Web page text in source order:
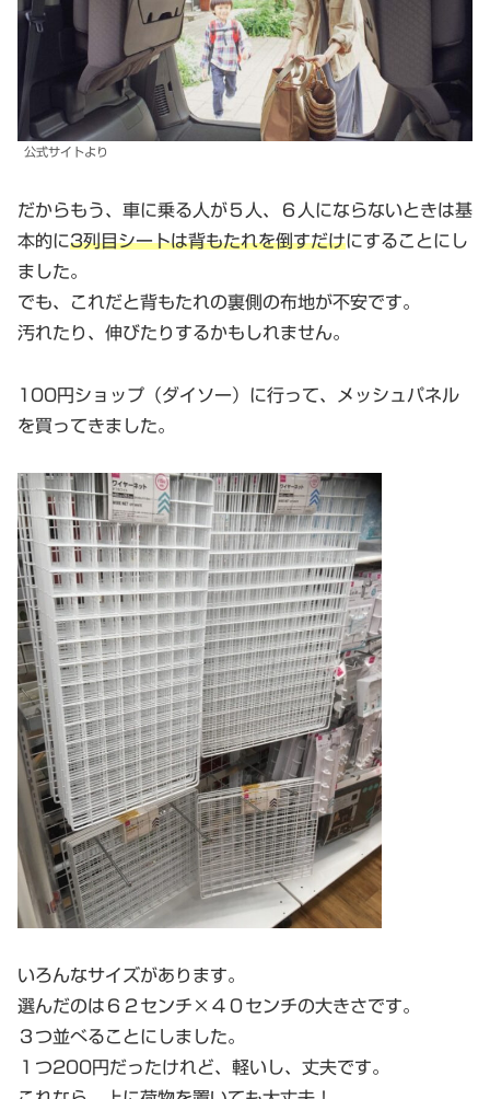
公式サイトより
だからもう、車に乗る人が５人、６人にならないときは基
本的に3列目シートは背もたれを倒すだけにすることにし
ました。
でも、これだと背もたれの裏側の布地が不安です。
汚れたり、伸びたりするかもしれません。
100円ショップ（ダイソー）に行って、メッシュパネル
を買ってきました。
いろんなサイズがあります。
選んだのは６２センチ×４０センチの大きさです。
３つ並べることにしました。
１つ200円だったけれど、軽いし、丈夫です。